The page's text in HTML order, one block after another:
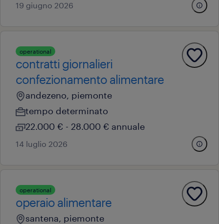
19 giugno 2026
operational
contratti giornalieri
confezionamento alimentare
andezeno, piemonte
tempo determinato
22.000 € - 28.000 € annuale
14 luglio 2026
operational
operaio alimentare
santena, piemonte